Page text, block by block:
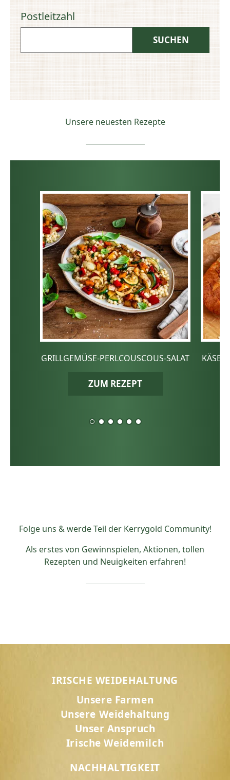
Postleitzahl
Unsere neuesten Rezepte
GRILLGEMÜSE-PERLCOUSCOUS-SALAT
ZUM REZEPT
KÄSE-
Folge uns & werde Teil der Kerrygold Community!
Als erstes von Gewinnspielen, Aktionen, tollen
Rezepten und Neuigkeiten erfahren!
IRISCHE WEIDEHALTUNG
Unsere Farmen
Unsere Weidehaltung
Unser Anspruch
Irische Weidemilch
NACHHALTIGKEIT